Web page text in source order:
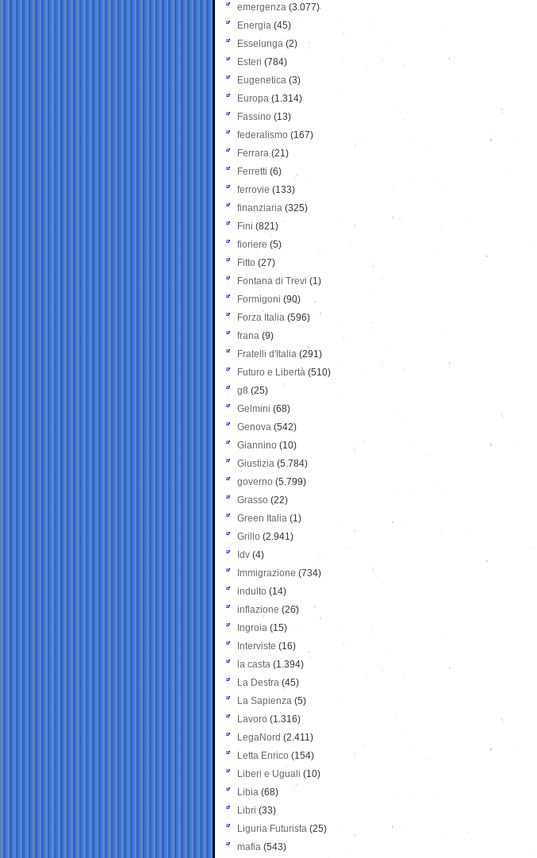
emergenza (3.077)
Energia (45)
Esselunga (2)
Esteri (784)
Eugenetica (3)
Europa (1.314)
Fassino (13)
federalismo (167)
Ferrara (21)
Ferretti (6)
ferrovie (133)
finanziaria (325)
Fini (821)
fioriere (5)
Fitto (27)
Fontana di Trevi (1)
Formigoni (90)
Forza Italia (596)
frana (9)
Fratelli d'Italia (291)
Futuro e Libertà (510)
g8 (25)
Gelmini (68)
Genova (542)
Giannino (10)
Giustizia (5.784)
governo (5.799)
Grasso (22)
Green Italia (1)
Grillo (2.941)
Idv (4)
Immigrazione (734)
indulto (14)
inflazione (26)
Ingroia (15)
Interviste (16)
la casta (1.394)
La Destra (45)
La Sapienza (5)
Lavoro (1.316)
LegaNord (2.411)
Letta Enrico (154)
Liberi e Uguali (10)
Libia (68)
Libri (33)
Liguria Futurista (25)
mafia (543)